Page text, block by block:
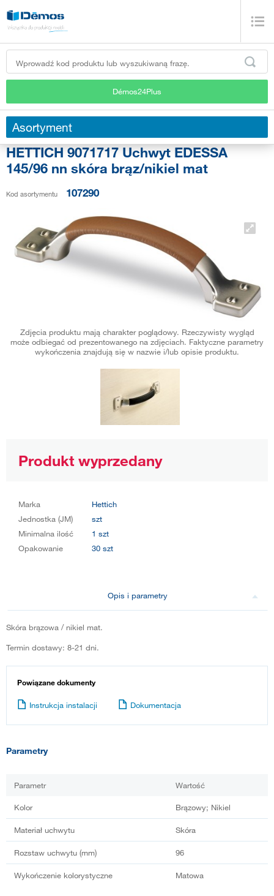
Démos24Plus
Asortyment
HETTICH 9071717 Uchwyt EDESSA
145/96 nn skóra brąz/nikiel mat
Kod asortymentu 107290
Zdjęcia produktu mają charakter poglądowy. Rzeczywisty wygląd
może odbiegać od prezentowanego na zdjęciach. Faktyczne parametry
wykończenia znajdują się w nazwie i/lub opisie produktu.
Produkt wyprzedany
Marka
Hettich
Jednostka (JM)
szt
Minimalna ilość
1 szt
Opakowanie
30 szt
Opis i parametry
Skóra brązowa / nikiel mat.
Termin dostawy: 8-21 dni.
Powiązane dokumenty
Instrukcja instalacji Dokumentacja
Parametry
Parametr Wartość
Kolor Brązowy; Nikiel
Materiał uchwytu Skóra
Rozstaw uchwytu (mm) 96
Wykończenie kolorystyczne Matowa